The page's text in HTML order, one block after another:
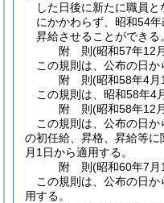
した日後に新たに職員
にかかわらず、昭和54
昇給させることができる。
附 則(昭和57年12
この規則は、公布の日か
附 則(昭和58年4月
この規則は、昭和58年4
附 則(昭和58年12
この規則は、公布の日
の初任給、昇格、昇給等
月1日から適用する。
附 則(昭和60年7月
この規則は、公布の日
用する。